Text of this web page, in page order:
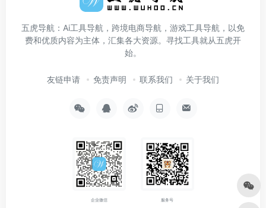
五虎导航：Ai工具导航，跨境电商导航，游戏工具导航，以免
费和优质内容为主体，汇集各大资源。寻找工具就从五虎开
始。
友链申请 免责声明 联系我们 关于我们
企业微信 服务号